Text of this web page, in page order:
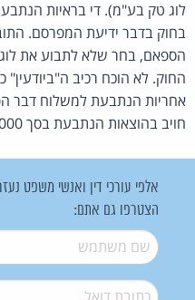
לוג טק בע"מ). די בראיות
בחוק בדבר ידיעת המפרסם.
הספאם, בחר שלא לתבוע את
החוק. לא הוכח רכיב
אחריות הנתבעת למשלוח דבר
חויב בהוצאות הנתבעת בסך 1,000 ש"ח.
אלפי עורכי דין ואנשי משפט
הצטרפו גם אתם:
שם משתמש*
דואל*